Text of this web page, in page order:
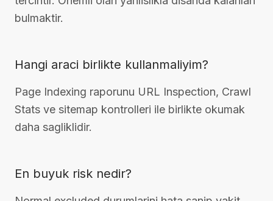
bulmaktir.
Hangi araci birlikte kullanmaliyim?
Page Indexing raporunu URL Inspection, Crawl
Stats ve sitemap kontrolleri ile birlikte okumak
daha sagliklidir.
En buyuk risk nedir?